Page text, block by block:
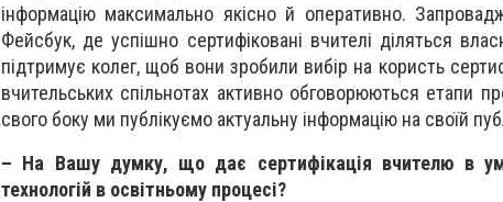
інформацію максимально якісно й оперативно.
Фейсбук, де успішно сертифіковані вчителі діляться
підтримує колег, щоб вони зробили вибір на користь
вчительських спільнотах активно обговорюються етапи
свого боку ми публікуємо актуальну інформацію на своїй
– На Вашу думку, що дає сертифікація вчителю в
технологій в освітньому процесі?